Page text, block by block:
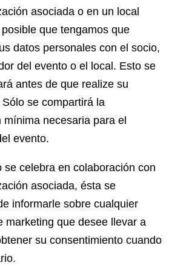
asociada o en un local
que tengamos que
datos personales con el socio,
del evento o el local. Esto se
antes de que realize su
se compartirá la
mínima necesaria para el
evento.
se celebra en colaboración con
asociada, ésta se
informarle sobre cualquier
marketing que desee llevar a
su consentimiento cuando